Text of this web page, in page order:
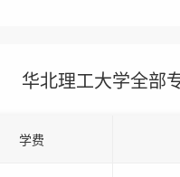
华北理工大学全部
学费